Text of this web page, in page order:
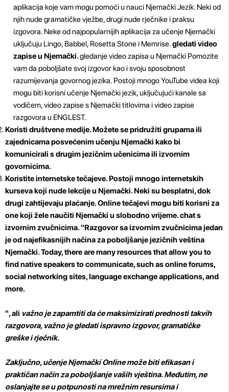
aplikacija koje vam mogu pomoći u nauci Njemački Jezik. Neki od
njih nude gramatičke vježbe, drugi nude rječnike i praksu
izgovora. Neke od najpopularnijih aplikacija za učenje Njemački
uključuju Lingo, Babbel, Rosetta Stone i Memrise.gledati video
zapise u Njemački.gledanje video zapisa u Njemački Pomozite
vam da poboljšate svoj izgovor kao i svoju sposobnost
razumijevanja govornog jezika. Postoji mnogo YouTube videa koji
mogu biti korisni učenje Njemački jezik, uključujući kanale sa
vodičem, video zapise s Njemački titlovima i video zapise
razgovora u ENGLEST.
Koristi društvene medije. Možete se pridružiti grupama ili
zajednicama posvećenim učenju Njemački kako bi
komunicirali s drugim jezičnim učenicima ili izvornim
govornicima.
Koristite internetske tečajeve.Postoji mnogo internetskih
kurseva koji nude lekcije u Njemački. Neki su besplatni, dok
drugi zahtijevaju plaćanje. Online tečajevi mogu biti korisni za
one koji žele naučiti Njemački u slobodno vrijeme.chat s
izvornim zvučnicima."Razgovor sa izvornim zvučnicima jedan
je od najefikasnijih načina za poboljšanje jezičnih veština
Njemački. Today, there are many resources that allow you to
find native speakers to communicate, such as online forums,
social networking sites, language exchange applications, and
more.
", ali važno je zapamtitida će maksimizirati prednosti takvih
razgovora, važno je gledati ispravno izgovor, gramatičke
greške i rječnik.
Zaključno, učenje Njemački Online može biti efikasan i
praktičan način za poboljšanje vaših vještina. Međutim, ne
oslanjajte se u potpunosti na mrežnim resursima i